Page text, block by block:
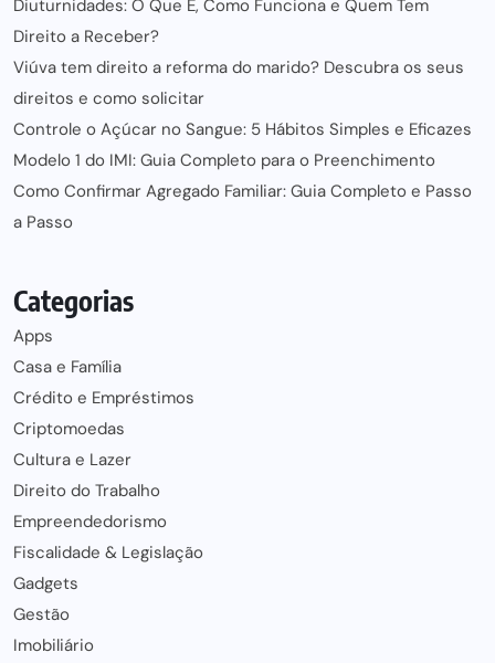
Diuturnidades: O Que É, Como Funciona e Quem Tem
Direito a Receber?
Viúva tem direito a reforma do marido? Descubra os seus
direitos e como solicitar
Controle o Açúcar no Sangue: 5 Hábitos Simples e Eficazes
Modelo 1 do IMI: Guia Completo para o Preenchimento
Como Confirmar Agregado Familiar: Guia Completo e Passo
a Passo
Categorias
Apps
Casa e Família
Crédito e Empréstimos
Criptomoedas
Cultura e Lazer
Direito do Trabalho
Empreendedorismo
Fiscalidade & Legislação
Gadgets
Gestão
Imobiliário